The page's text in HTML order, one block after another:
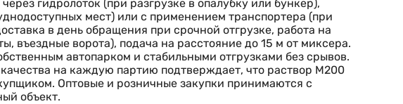
гидролоток (при разгрузке в опалубку или бункер),
мест) или с применением транспортера (при
в день обращения при срочной отгрузке, работа на
въездные ворота), подача на расстояние до 15 м от миксера.
автопарком и стабильными отгрузками без срывов.
на каждую партию подтверждает, что раствор М200
Оптовые и розничные закупки принимаются с
объект.